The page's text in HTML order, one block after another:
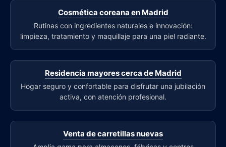
Cosmética coreana en Madrid
Rutinas con ingredientes naturales e innovación:
limpieza, tratamiento y maquillaje para una piel radiante.
Residencia mayores cerca de Madrid
Hogar seguro y confortable para disfrutar una jubilación
activa, con atención profesional.
Venta de carretillas nuevas